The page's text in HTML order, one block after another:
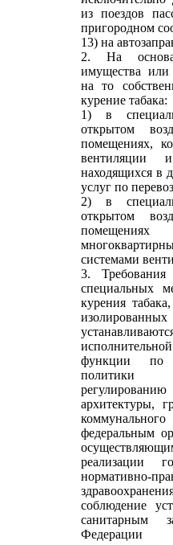
из поездов
пригородном
13) на
2. На
имущества или
на то
курение табака:
1) в
открытом
помещениях,
вентиляции
находящихся в
услуг по
2) в
открытом
системами
3.
специальных
курения
изолированных
функции по
политики и
архитектуры,
федеральным
реализации
нормативно-
соблюдение
санитарным
Федерации